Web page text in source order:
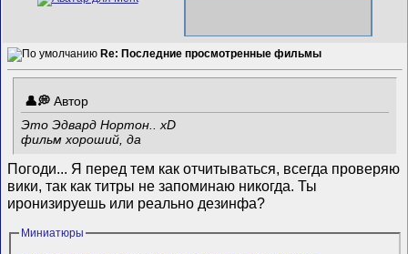
Re: Последние просмотренные фильмы
Автор
Это Эдвард Нортон.. хD
фильм хороший, да
Погоди... Я перед тем как отчитываться, всегда проверяю
вики, так как титры не запоминаю никогда. Ты
иронизируешь или реально дезинфа?
Миниатюры